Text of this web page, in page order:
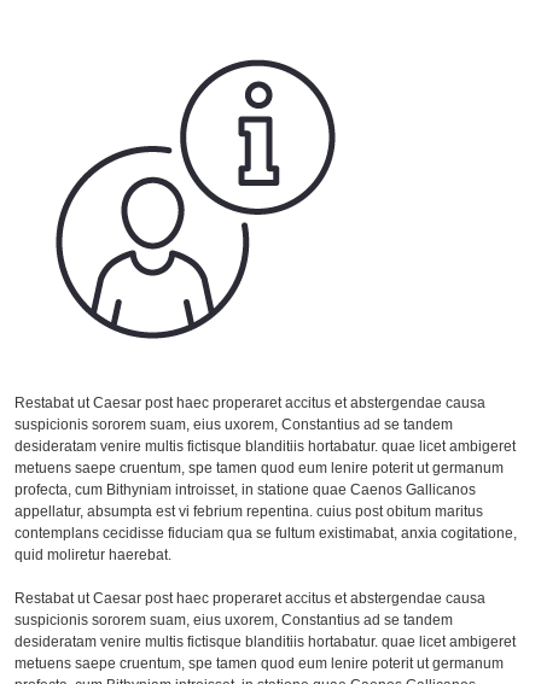
Restabat ut Caesar post haec properaret accitus et abstergendae causa
suspicionis sororem suam, eius uxorem, Constantius ad se tandem
desideratam venire multis fictisque blanditiis hortabatur. quae licet ambigeret
metuens saepe cruentum, spe tamen quod eum lenire poterit ut germanum
profecta, cum Bithyniam introisset, in statione quae Caenos Gallicanos
appellatur, absumpta est vi febrium repentina. cuius post obitum maritus
contemplans cecidisse fiduciam qua se fultum existimabat, anxia cogitatione,
quid moliretur haerebat.
Restabat ut Caesar post haec properaret accitus et abstergendae causa
suspicionis sororem suam, eius uxorem, Constantius ad se tandem
desideratam venire multis fictisque blanditiis hortabatur. quae licet ambigeret
metuens saepe cruentum, spe tamen quod eum lenire poterit ut germanum